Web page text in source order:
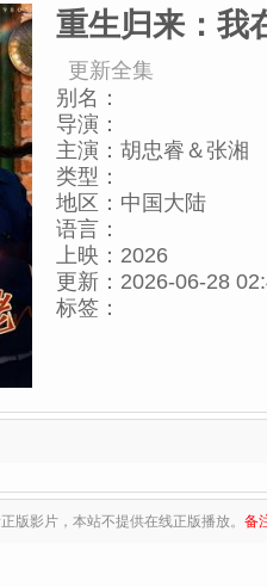
重生归来：我
更新全集
别名：
导演：
主演： 胡忠睿＆张湘
类型：
地区： 中国大陆
语言：
上映： 2026
更新： 2026-06-28
标签：
版影片，本站不提供在线正版播放。 备